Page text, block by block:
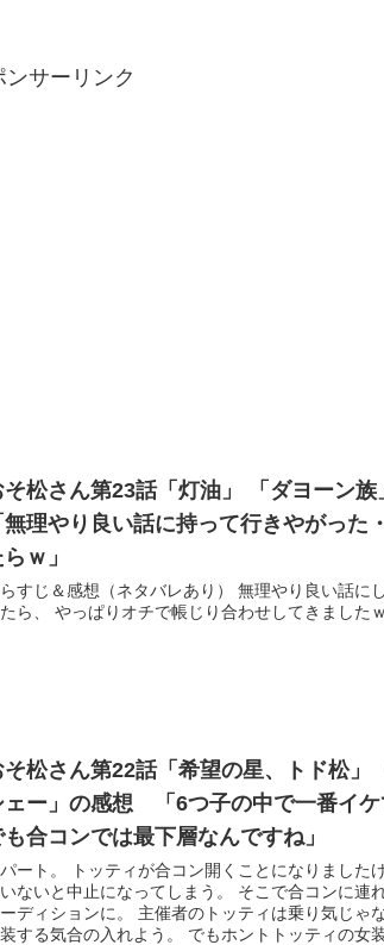
ンサーリンク
そ松さん第23話「灯油」 「ダヨーン
無理やり良い話に持って行きやがった
ｗ」
すじ＆感想（ネタバレあり） 無理やり良い話に
ら、 やっぱりオチで帳じり合わせしてきましたｗ
そ松さん第22話「希望の星、トド松」
ェー」の感想 「6つ子の中で一番イケ
も合コンでは最下層なんですね」
パート。 トッティが合コン開くことになりました
ないと中止になってしまう。 そこで合コンに連
ディションに。 主催者のトッティは乗り気じゃ
する気合の入れよう。 でもホントトッティの女